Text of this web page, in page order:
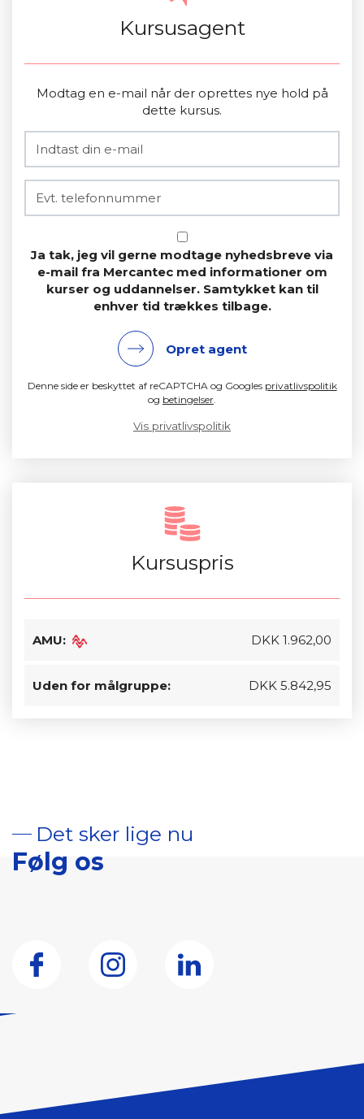
Kursusagent
Modtag en e-mail når der oprettes nye hold på
dette kursus.
Ja tak, jeg vil gerne modtage nyhedsbreve via
e-mail fra Mercantec med informationer om
kurser og uddannelser. Samtykket kan til
enhver tid trækkes tilbage.
Opret agent
Denne side er beskyttet af reCAPTCHA og Googles privatlivspolitik
og betingelser.
Vis privatlivspolitik
Kursuspris
AMU: DKK 1.962,00
Uden for målgruppe: DKK 5.842,95
Det sker lige nu
Følg os